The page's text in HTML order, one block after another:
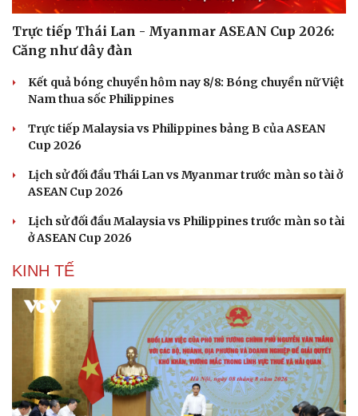
Di sản
Trực tiếp Thái Lan - Myanmar ASEAN Cup 2026:
Căng như dây đàn
Kết quả bóng chuyền hôm nay 8/8: Bóng chuyền nữ Việt
Nam thua sốc Philippines
Trực tiếp Malaysia vs Philippines bảng B của ASEAN
Cup 2026
Lịch sử đối đầu Thái Lan vs Myanmar trước màn so tài ở
ASEAN Cup 2026
Lịch sử đối đầu Malaysia vs Philippines trước màn so tài
ở ASEAN Cup 2026
KINH TẾ